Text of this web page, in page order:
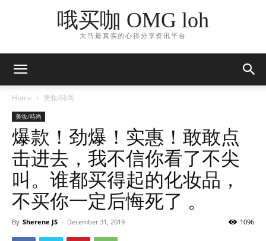
哦买咖 OMG loh
大马最真实的心得分享资讯平台
Home 美妆/時尚
美妆/時尚
爆款！劲爆！实惠！敢敢点
击进去，我不信你看了不尖
叫。谁都买得起的化妆品，
不买你一定后悔死了 。
By Sherene JS - December 31, 2019 1096